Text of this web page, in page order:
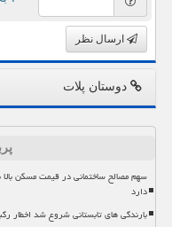
ارسال نظر
دوستان پلات
سهم مصالح ساختمانی در قیمت مسکن
دارد
بارندگی های تابستانی شروع شد اخطار